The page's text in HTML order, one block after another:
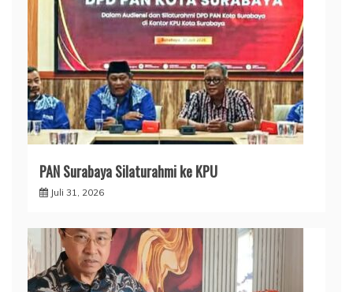
PAN Surabaya Silaturahmi ke KPU
Juli 31, 2026